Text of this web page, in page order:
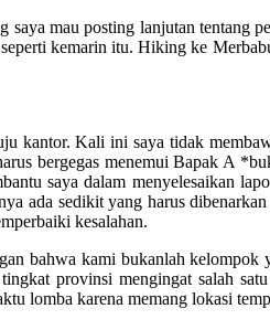
mau posting lanjutan
kemarin itu. Hiking ke
kantor. Kali ini saya tidak
bergegas menemui Bapak A
saya dalam menyelesaikan
ada sedikit yang harus
kesalahan.
bahwa kami bukanlah
provinsi mengingat salah
lomba karena memang lokasi